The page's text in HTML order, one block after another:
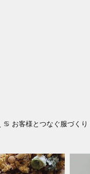
♋︎ お客様とつなぐ服づくり